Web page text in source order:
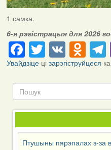
1 самка.
6-я рэгістрацыя для 2026
Facebook
Twitter
VK
Увайдзіцеці зарэгіструйцеся
Птушыны пярэпалах з-за